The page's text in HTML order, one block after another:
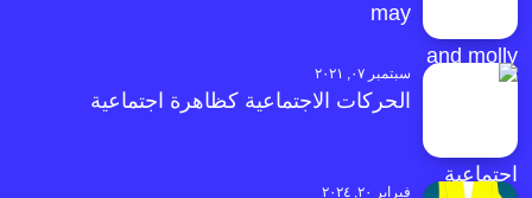
may
سبتمبر ٠٧, ٢٠٢١
الحركات الاجتماعية كظاهرة اجتماعية
فبراير ٢٠, ٢٠٢٤